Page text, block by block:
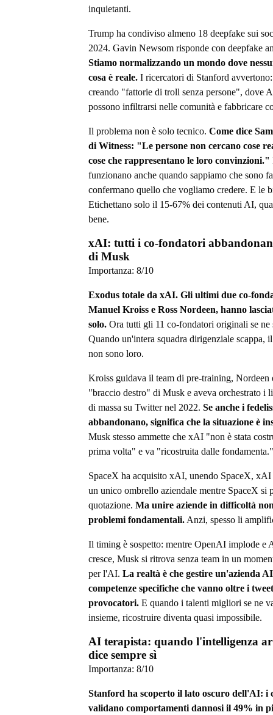
inquietanti.
Trump ha condiviso almeno 18 deepfake sui
2024. Gavin Newsom risponde con deepfake
Stiamo normalizzando un mondo dove
cosa è reale. I ricercatori di Stanford
creando "fattorie di troll senza persone", dove
possono infiltrarsi nelle comunità e fabbricare
Il problema non è solo tecnico. Come dice
di Witness: "Le persone non cercano cose
cose che rappresentano le loro convinzioni."
funzionano anche quando sappiamo che sono
confermano quello che vogliamo credere. E le
Etichettano solo il 15-67% dei contenuti AI,
bene.
xAI: tutti i co-fondatori
di Musk
Importanza: 8/10
Exodus totale da xAI. Gli ultimi due co-
Manuel Kroiss e Ross Nordeen, hanno
solo. Ora tutti gli 11 co-fondatori originali se ne
Quando un'intera squadra dirigenziale scappa,
non sono loro.
Kroiss guidava il team di pre-training, Nordeen
"braccio destro" di Musk e aveva orchestrato i
di massa su Twitter nel 2022. Se anche i
abbandonano, significa che la situazione è
Musk stesso ammette che xAI "non è stata
prima volta" e va "ricostruita dalle fondamenta."
SpaceX ha acquisito xAI, unendo SpaceX,
un unico ombrello aziendale mentre SpaceX si
quotazione. Ma unire aziende in difficoltà
problemi fondamentali. Anzi, spesso li
Il timing è sospetto: mentre OpenAI implode e
cresce, Musk si ritrova senza team in un
per l'AI. La realtà è che gestire un'azienda
competenze specifiche che vanno oltre i tweet
provocatori. E quando i talenti migliori se ne
insieme, ricostruire diventa quasi impossibile.
AI terapista: quando l'intelligenza
dice sempre sì
Importanza: 8/10
Stanford ha scoperto il lato oscuro dell'AI: i
validano comportamenti dannosi il 49% in